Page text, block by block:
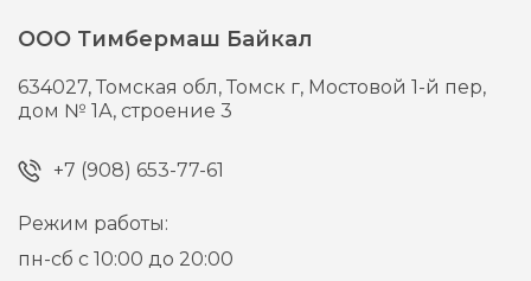
ООО Тимбермаш Байкал
634027,Томская обл, Томск г, Мостовой 1-й пер,
дом № 1А, строение 3
+7 (908) 653-77-61
Режим работы:
пн-сб с 10:00 до 20:00